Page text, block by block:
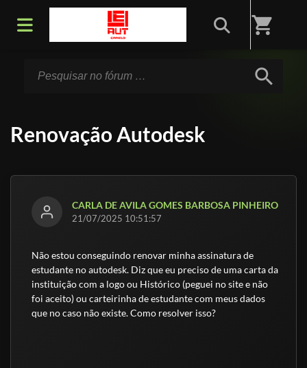
shopping_cart
Início
search
Renovação Autodesk
CARLA DE AVILA GOMES BARBOSA PINHEIRO
21/07/2025 10:51:57
Não estou conseguindo renovar minha assinatura de
estudante no autodesk. Diz que eu preciso de uma carta da
instituição com a logo ou Histórico (peguei no site e não
foi aceito) ou carteirinha de estudante com meus dados
que no caso não existe. Como resolver isso?